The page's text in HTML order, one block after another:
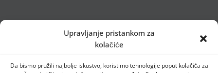
Upravljanje pristankom za
kolačiće
Da bismo pružili najbolje iskustvo, koristimo tehnologije poput kolačića za